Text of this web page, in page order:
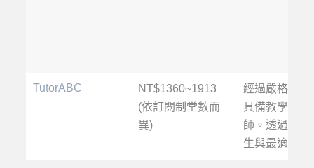
TutorABC
NT$1360~1913
(依訂閱制堂數而
異)
經過嚴格選拔
具備教學證照
師。透過AI技
生與最適合的